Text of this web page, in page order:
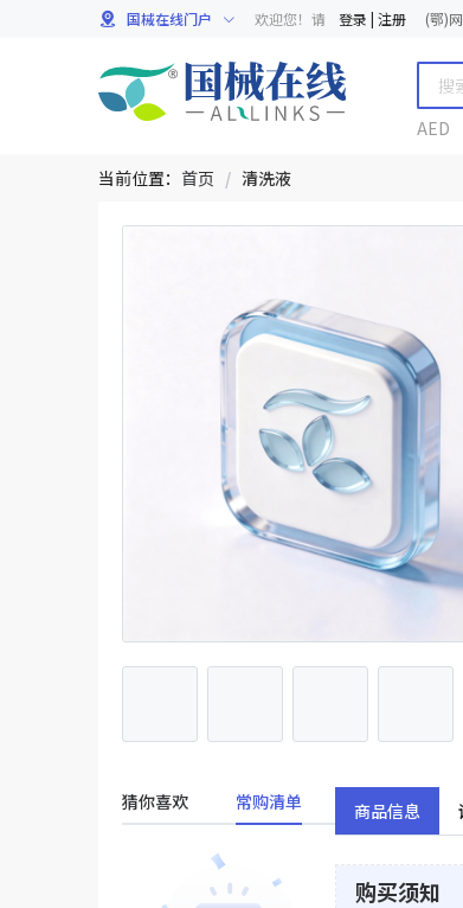
国械在线门户 欢迎您！请 登录 | 注册 (鄂)
AED
当前位置： 首页 / 清洗液
猜你喜欢 常购清单 商品信息
购买须知